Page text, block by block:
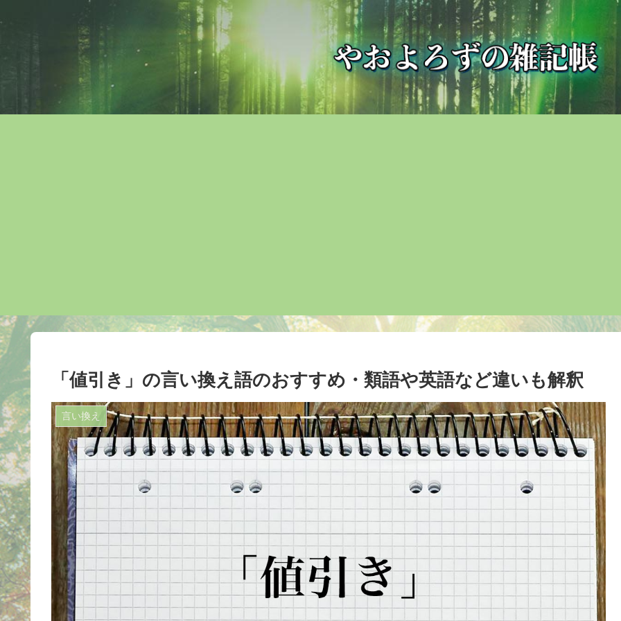
「値引き」の言い換え語のおすすめ・類語や英語など違いも解釈
言い換え